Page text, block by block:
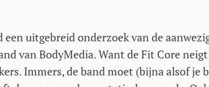
uitgebreid onderzoek van de
van BodyMedia. Want de Fit Core
Immers, de band moet (bijna alsof je